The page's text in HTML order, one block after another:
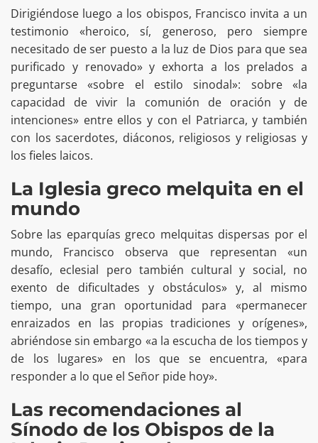
Dirigiéndose luego a los obispos, Francisco invita a un
testimonio «heroico, sí, generoso, pero siempre
necesitado de ser puesto a la luz de Dios para que sea
purificado y renovado» y exhorta a los prelados a
preguntarse «sobre el estilo sinodal»: sobre «la
capacidad de vivir la comunión de oración y de
intenciones» entre ellos y con el Patriarca, y también
con los sacerdotes, diáconos, religiosos y religiosas y
los fieles laicos.
La Iglesia greco melquita en el
mundo
Sobre las eparquías greco melquitas dispersas por el
mundo, Francisco observa que representan «un
desafío, eclesial pero también cultural y social, no
exento de dificultades y obstáculos» y, al mismo
tiempo, una gran oportunidad para «permanecer
enraizados en las propias tradiciones y orígenes»,
abriéndose sin embargo «a la escucha de los tiempos y
de los lugares» en los que se encuentra, «para
responder a lo que el Señor pide hoy».
Las recomendaciones al
Sínodo de los Obispos de la